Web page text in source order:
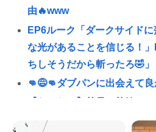
由🔥www
EP6ルーク「ダークサイド
な光があることを信じる！
ちしそうだから斬ったろ🤣」
👊😅👊ダブパンに出会えて
スーパーカブとハンターカ